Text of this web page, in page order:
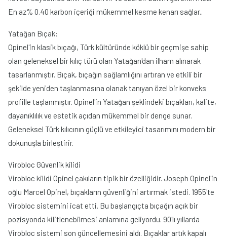
En az% 0.40 karbon içeriği mükemmel kesme kenarı sağlar..
Yatağan Bıçak:
Opinel'in klasik bıçağı, Türk kültüründe köklü bir geçmişe sahip
olan geleneksel bir kılıç türü olan Yatağan'dan ilham alınarak
tasarlanmıştır. Bıçak, bıçağın sağlamlığını artıran ve etkili bir
şekilde yeniden taşlanmasına olanak tanıyan özel bir konveks
profille taşlanmıştır. Opinel'in Yatağan şeklindeki bıçakları, kalite,
dayanıklılık ve estetik açıdan mükemmel bir denge sunar.
Geleneksel Türk kılıcının güçlü ve etkileyici tasarımını modern bir
dokunuşla birleştirir.
Virobloc Güvenlik kilidi
Virobloc kilidi Opinel çakıların tipik bir özelliğidir. Joseph Opinel'in
oğlu Marcel Opinel, bıçakların güvenliğini artırmak istedi. 1955'te
Virobloc sistemini icat etti. Bu başlangıçta bıçağın açık bir
pozisyonda kilitlenebilmesi anlamına geliyordu. 90'lı yıllarda
Virobloc sistemi son güncellemesini aldı. Bıçaklar artık kapalı